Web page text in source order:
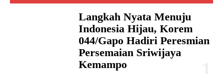
Langkah Nyata Menuju
Indonesia Hijau, Korem
044/Gapo Hadiri Peresmian
Persemaian Sriwijaya
Kemampo